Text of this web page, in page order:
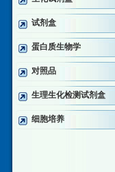
试剂盒
蛋白质生物学
对照品
生理生化检测试剂盒
细胞培养